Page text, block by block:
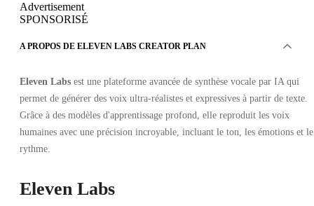
Advertisement
SPONSORISÉ
A PROPOS DE ELEVEN LABS CREATOR PLAN
Eleven Labs est une plateforme avancée de synthèse vocale par IA qui
permet de générer des voix ultra-réalistes et expressives à partir de texte.
Grâce à des modèles d'apprentissage profond, elle reproduit les voix
humaines avec une précision incroyable, incluant le ton, les émotions et le
rythme.
Eleven Labs